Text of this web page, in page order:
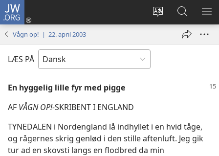
JW.ORG
Vælg
Log
på
vindue)
Søg
på
JW.ORG
VIS
Vågn op! | 22. april 2003
LÆS PÅ
En hyggelig lille fyr med pigge
AF VÅGN OP!-SKRIBENT I ENGLAND
TYNEDALEN i Nordengland lå indhyllet i en hvid tåge,
og rågernes skrig genlød i den stille aftenluft. Jeg gik
tur ad en skovsti langs en flodbred da min